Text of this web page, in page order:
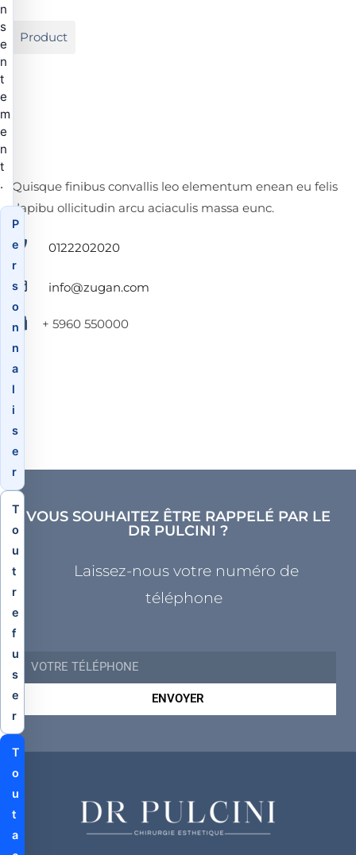
Product
Quisque finibus convallis leo elementum enean eu felis
dapibu ollicitudin arcu aciaculis massa eunc.
0122202020
info@zugan.com
+ 5960 550000
VOUS SOUHAITEZ ÊTRE RAPPELÉ PAR LE
DR PULCINI ?
Laissez-nous votre numéro de
téléphone
ENVOYER
n
s
e
n
t
e
m
e
n
t
.
P
e
r
s
o
n
n
a
l
i
s
e
r
T
o
u
t
r
e
f
u
s
e
r
T
o
u
t
a